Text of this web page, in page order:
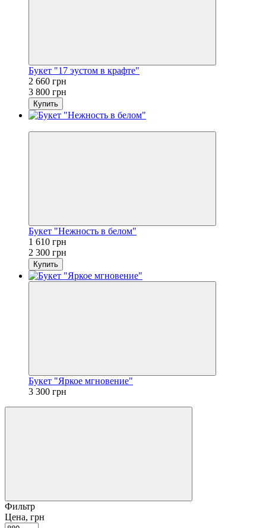
Букет "17 эустом в крафте"
2 660 грн
3 800 грн
Купить
Букет "Нежность в белом"
1 610 грн
2 300 грн
Купить
Букет "Яркое мгновение"
3 300 грн
Фильтр
Цена, грн